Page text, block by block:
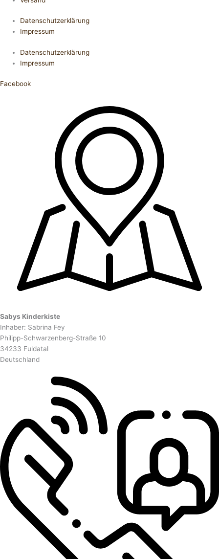
Datenschutzerklärung
Impressum
Datenschutzerklärung
Impressum
Facebook
Sabys Kinderkiste
Inhaber: Sabrina Fey
Philipp-Schwarzenberg-Straße 10
34233 Fuldatal
Deutschland